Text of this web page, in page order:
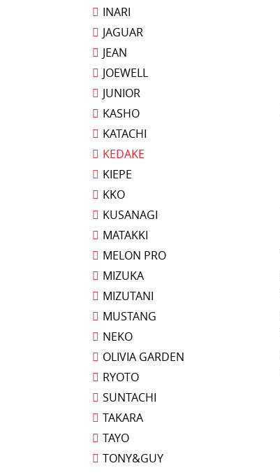
INARI
JAGUAR
JEAN
JOEWELL
JUNIOR
KASHO
KATACHI
KEDAKE
KIEPE
KKO
KUSANAGI
MATAKKI
MELON PRO
MIZUKA
MIZUTANI
MUSTANG
NEKO
OLIVIA GARDEN
RYOTO
SUNTACHI
TAKARA
TAYO
TONY&GUY